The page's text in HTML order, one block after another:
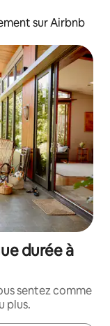
sur Airbnb
durée à
sentez comme
plus.